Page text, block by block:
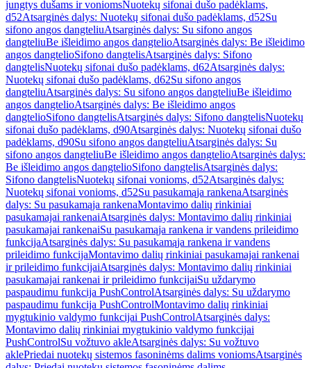
jungtys dušams ir voniomsNuotekų sifonai dušo padėklams,
d52Atsarginės dalys: Nuotekų sifonai dušo padėklams, d52Su
sifono angos dangteliuAtsarginės dalys: Su sifono angos
dangteliuBe išleidimo angos dangtelioAtsarginės dalys: Be išleidimo
angos dangtelioSifono dangtelisAtsarginės dalys: Sifono
dangtelisNuotekų sifonai dušo padėklams, d62Atsarginės dalys:
Nuotekų sifonai dušo padėklams, d62Su sifono angos
dangteliuAtsarginės dalys: Su sifono angos dangteliuBe išleidimo
angos dangtelioAtsarginės dalys: Be išleidimo angos
dangtelioSifono dangtelisAtsarginės dalys: Sifono dangtelisNuotekų
sifonai dušo padėklams, d90Atsarginės dalys: Nuotekų sifonai dušo
padėklams, d90Su sifono angos dangteliuAtsarginės dalys: Su
sifono angos dangteliuBe išleidimo angos dangtelioAtsarginės dalys:
Be išleidimo angos dangtelioSifono dangtelisAtsarginės dalys:
Sifono dangtelisNuotekų sifonai vonioms, d52Atsarginės dalys:
Nuotekų sifonai vonioms, d52Su pasukamąja rankenaAtsarginės
dalys: Su pasukamąja rankenaMontavimo dalių rinkiniai
pasukamajai rankenaiAtsarginės dalys: Montavimo dalių rinkiniai
pasukamajai rankenaiSu pasukamąja rankena ir vandens prileidimo
funkcijaAtsarginės dalys: Su pasukamąja rankena ir vandens
prileidimo funkcijaMontavimo dalių rinkiniai pasukamajai rankenai
ir prileidimo funkcijaiAtsarginės dalys: Montavimo dalių rinkiniai
pasukamajai rankenai ir prileidimo funkcijaiSu uždarymo
paspaudimu funkcija PushControlAtsarginės dalys: Su uždarymo
paspaudimu funkcija PushControlMontavimo dalių rinkiniai
mygtukinio valdymo funkcijai PushControlAtsarginės dalys:
Montavimo dalių rinkiniai mygtukinio valdymo funkcijai
PushControlSu vožtuvo akleAtsarginės dalys: Su vožtuvo
aklePriedai nuotekų sistemos fasoninėms dalims voniomsAtsarginės